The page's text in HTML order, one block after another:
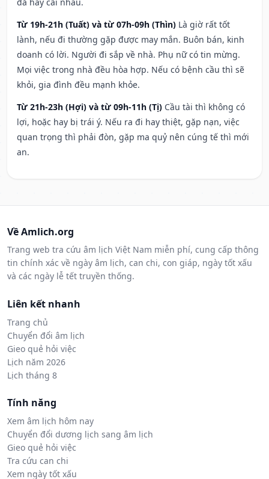
Từ 19h-21h (Tuất) và từ 07h-09h (Thìn) Là giờ rất tốt
lành, nếu đi thường gặp được may mắn. Buôn bán, kinh
doanh có lời. Người đi sắp về nhà. Phụ nữ có tin mừng.
Mọi việc trong nhà đều hòa hợp. Nếu có bệnh cầu thì sẽ
khỏi, gia đình đều mạnh khỏe.
Từ 21h-23h (Hợi) và từ 09h-11h (Tị) Cầu tài thì không có
lợi, hoặc hay bị trái ý. Nếu ra đi hay thiệt, gặp nạn, việc
quan trọng thì phải đòn, gặp ma quỷ nên cúng tế thì mới
an.
Về Amlich.org
Trang web tra cứu âm lịch Việt Nam miễn phí, cung cấp thông
tin chính xác về ngày âm lịch, can chi, con giáp, ngày tốt xấu
và các ngày lễ tết truyền thống.
Liên kết nhanh
Trang chủ
Chuyển đổi âm lịch
Gieo quẻ hỏi việc
Lịch năm 2026
Lịch tháng 8
Tính năng
Xem âm lịch hôm nay
Chuyển đổi dương lịch sang âm lịch
Gieo quẻ hỏi việc
Tra cứu can chi
Xem ngày tốt xấu